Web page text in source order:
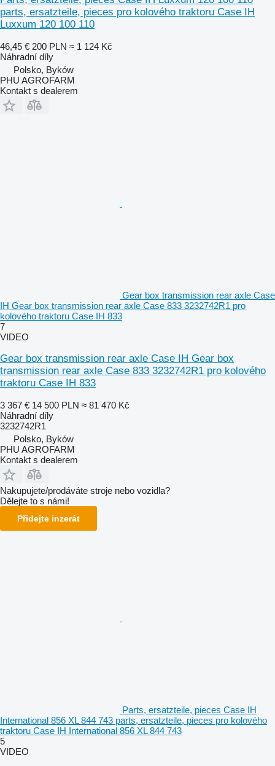
parts, ersatzteile, pieces pro kolového traktoru Case IH
Luxxum 120 100 110
46,45 € 200 PLN ≈ 1 124 Kč
Náhradní díly
Polsko, Byków
PHU AGROFARM
Kontakt s dealerem
Gear box transmission rear axle Case
IH Gear box transmission rear axle Case 833 3232742R1 pro
kolového traktoru Case IH 833
7
VIDEO
Gear box transmission rear axle Case IH Gear box
transmission rear axle Case 833 3232742R1 pro kolového
traktoru Case IH 833
3 367 € 14 500 PLN ≈ 81 470 Kč
Náhradní díly
3232742R1
Polsko, Byków
PHU AGROFARM
Kontakt s dealerem
Nakupujete/prodáváte stroje nebo vozidla?
Dělejte to s námi!
Přidejte inzerát
Parts, ersatzteile, pieces Case IH
International 856 XL 844 743 parts, ersatzteile, pieces pro kolového
traktoru Case IH International 856 XL 844 743
5
VIDEO